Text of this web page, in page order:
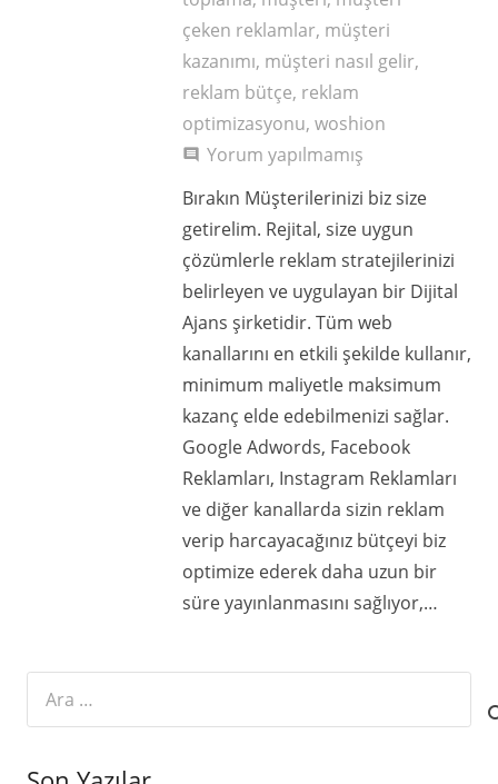
çeken reklamlar, müşteri
kazanımı, müşteri nasıl gelir,
reklam bütçe, reklam
optimizasyonu, woshion
comment
Yorum yapılmamış
Bırakın Müşterilerinizi biz size
getirelim. Rejital, size uygun
çözümlerle reklam stratejilerinizi
belirleyen ve uygulayan bir Dijital
Ajans şirketidir. Tüm web
kanallarını en etkili şekilde kullanır,
minimum maliyetle maksimum
kazanç elde edebilmenizi sağlar.
Google Adwords, Facebook
Reklamları, Instagram Reklamları
ve diğer kanallarda sizin reklam
verip harcayacağınız bütçeyi biz
optimize ederek daha uzun bir
süre yayınlanmasını sağlıyor,…